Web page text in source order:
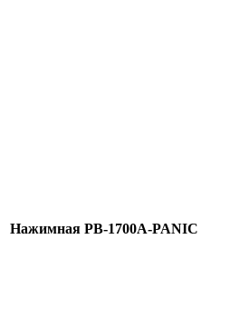
Нажимная PB-1700A-PANIC